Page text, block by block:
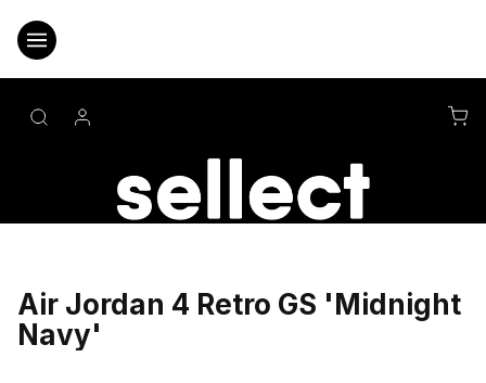
obsah
Air Jordan 4 Retro GS 'Midnight
Navy'